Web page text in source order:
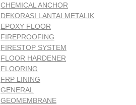
CHEMICAL ANCHOR
DEKORASI LANTAI METALIK
EPOXY FLOOR
FIREPROOFING
FIRESTOP SYSTEM
FLOOR HARDENER
FLOORING
FRP LINING
GENERAL
GEOMEMBRANE